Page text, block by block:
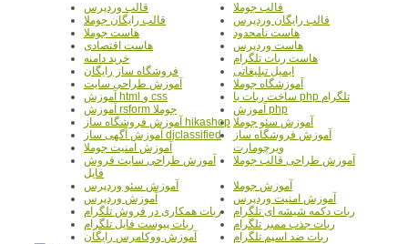
قالب جوملا
قالب وردپرس
قالب رایگان وردپرس
قالب رایگان جوملا
هاست نامحدود
هاست جوملا
هاست وردپرس
هاست اقتصادی
هاست ربات تلگرام
خرید دامنه
ایمیل تبلیغاتی
فروشگاه ساز رایگان
آموزشگاه جوملا
آموزش طراحی سایت
ساخت ربات با php تلگرام
آموزش html و css
آموزش php
آموزش rsform جوملا
آموزش سئو جوملا آموزش فروشگاه ساز hikashop
آموزش فروشگاه ساز
ویرچومارت
آموزش آگهی ساز djclassified
آموزش امنیت جوملا
آموزش طراحی قالب جوملا
آموزش طراحی سایت فروش
فایل
آموزش جوملا
آموزش سئو وردپرس
آموزش امنیت وردپرس
آموزش وردپرس
ربات دکمه شیشه ای تلگرام
ربات همکاری در فروش تلگرام
ربات جذب ممبر تلگرام
ربات پیوست فایل تلگرام
ربات ضد اسپم تلگرام
آموزش ووکامرس رایگان